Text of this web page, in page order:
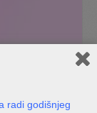
radi godišnjeg